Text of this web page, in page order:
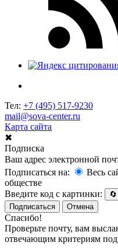
Тел: +7 (495) 517-9230
mail@sova-center.ru
Карта сайта
✖
Подписка
Ваш адрес электронной
Подписаться на:
Весь
обществе
Введите код с картинки:
🔄
Подписаться
Отмена
Спасибо!
Проверьте почту, вам
отвечающим критериям